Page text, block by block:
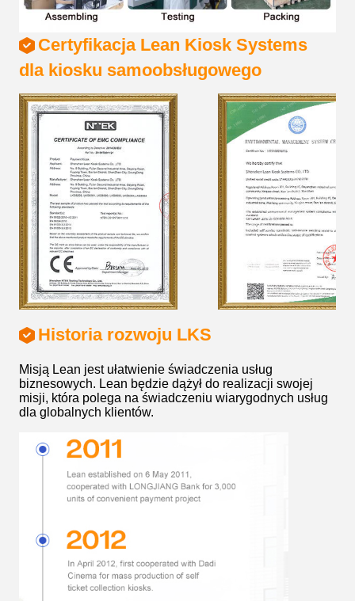
Certyfikacja Lean Kiosk Systems
dla kiosku samoobsługowego
Historia rozwoju LKS
Misją Lean jest ułatwienie świadczenia usług
biznesowych. Lean będzie dążył do realizacji swojej
misji, która polega na świadczeniu wiarygodnych usług
dla globalnych klientów.